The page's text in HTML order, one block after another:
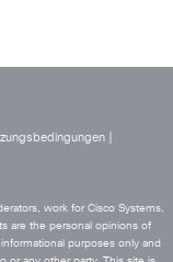
work for Cisco Systems.
are the personal opinions of
purposes only and